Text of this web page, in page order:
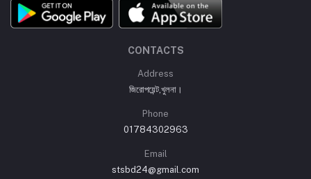
CONTACTS
Address
জিরোপয়েন্ট,খুলনা।
Phone
01784302963
Email
stsbd24@gmail.com